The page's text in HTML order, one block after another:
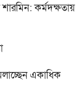
কর্মদক্ষতায়
একাধিক